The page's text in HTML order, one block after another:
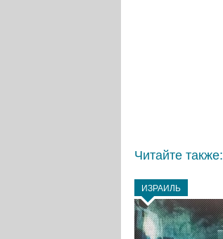
Читайте также:
ИЗРАИЛЬ